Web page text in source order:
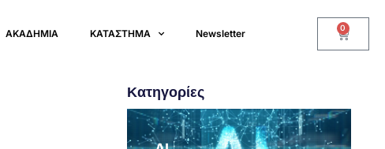
ΑΚΑΔΗΜΙΑ ΚΑΤΑΣΤΗΜΑ Newsletter 0
Κατηγορίες